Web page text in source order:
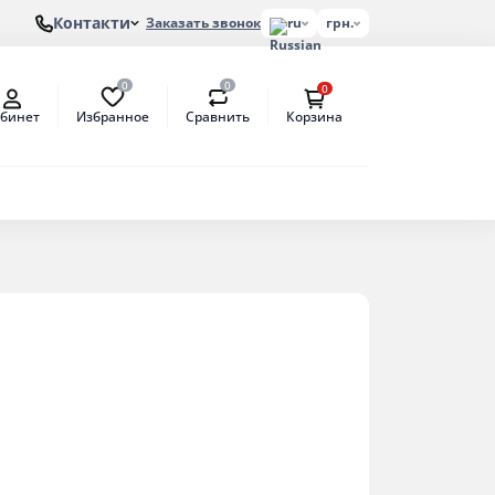
Контакти Заказать звонок ru грн.
0
Избранное
0
Сравнить
0
Корзина